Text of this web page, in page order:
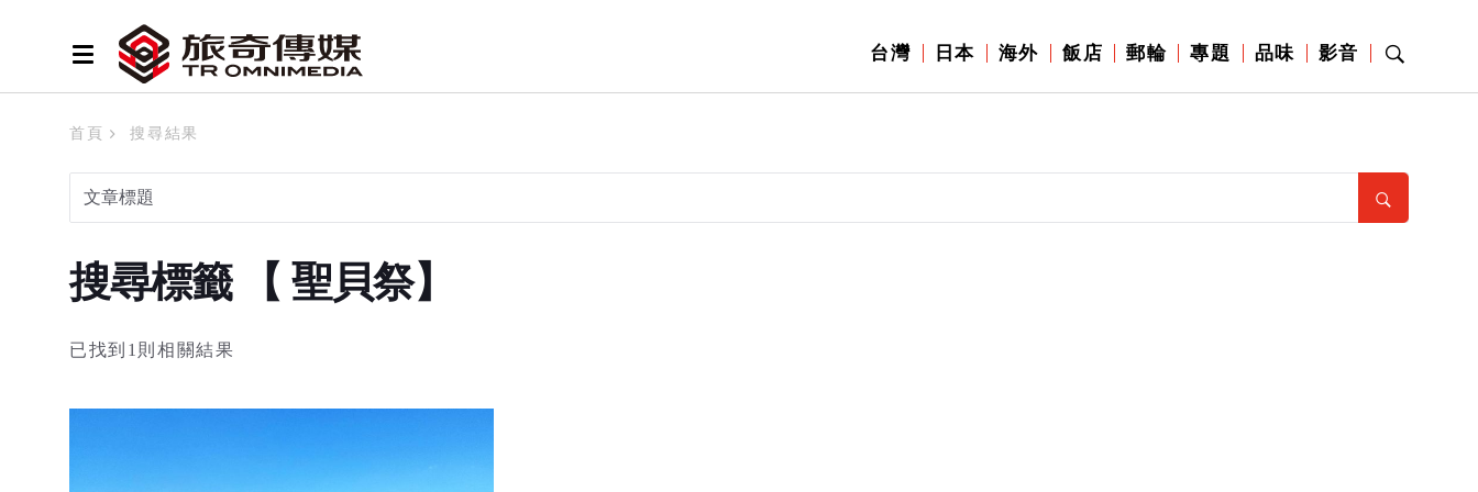
台灣 日本 海外 飯店 郵輪 專題 品味 影音
首頁 搜尋結果
搜尋標籤 【 聖貝祭】
已找到1則相關結果